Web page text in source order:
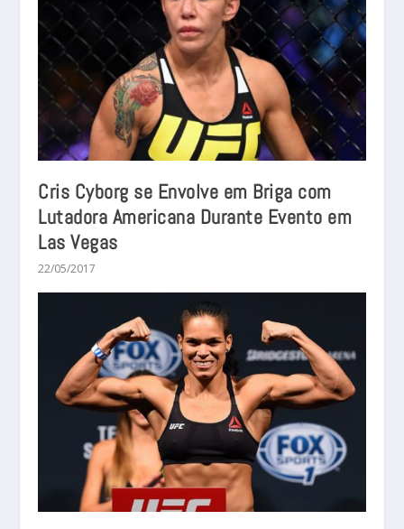
Cris Cyborg se Envolve em Briga com
Lutadora Americana Durante Evento em
Las Vegas
22/05/2017